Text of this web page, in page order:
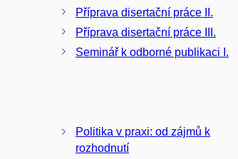
Příprava disertační práce II.
Příprava disertační práce III.
Seminář k odborné publikaci I.
Politika v praxi: od zájmů k
rozhodnutí